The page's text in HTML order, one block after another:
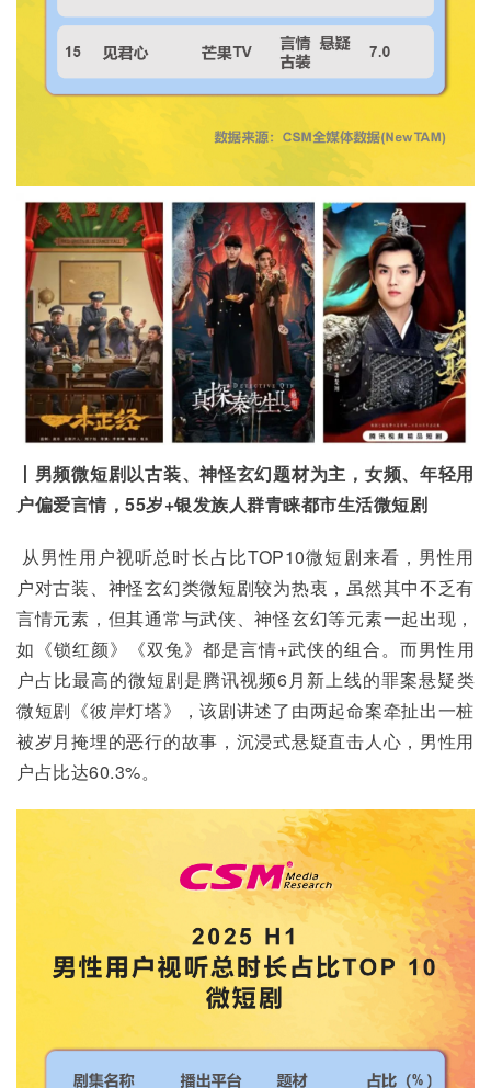
丨男频微短剧以古装、神怪玄幻题材为主，女频、年轻用
户偏爱言情，55岁+银发族人群青睐都市生活微短剧
从男性用户视听总时长占比TOP10微短剧来看，男性用
户对古装、神怪玄幻类微短剧较为热衷，虽然其中不乏有
言情元素，但其通常与武侠、神怪玄幻等元素一起出现，
如《锁红颜》《双兔》都是言情+武侠的组合。而男性用
户占比最高的微短剧是腾讯视频6月新上线的罪案悬疑类
微短剧《彼岸灯塔》，该剧讲述了由两起命案牵扯出一桩
被岁月掩埋的恶行的故事，沉浸式悬疑直击人心，男性用
户占比达60.3%。